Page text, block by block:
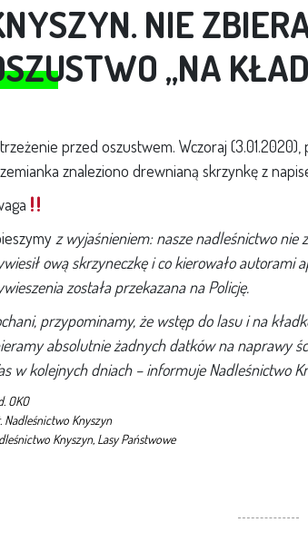
NIE
,,NA
przed oszustwem. Wczoraj
znaleziono drewnianą skrzynkę z
z wyjaśnieniem: nasze nadleśnictwo
ową skrzyneczkę i co kierowało autorami
została przekazana na Policję.
przypominamy, że wstęp do lasu i na
absolutnie żadnych datków na naprawy
w kolejnych dniach – informuje Nadleśnictwo
OKO
Nadleśnictwo Knyszyn
Knyszyn, Lasy Państwowe